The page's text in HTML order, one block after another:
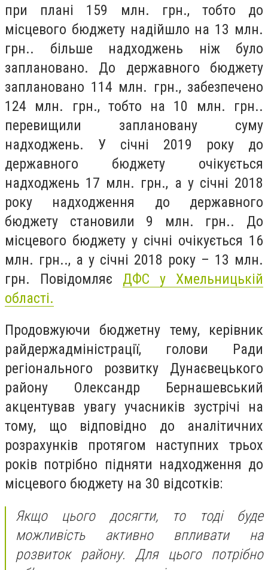
при плані 159 млн. грн., тобто до
місцевого бюджету надійшло на 13 млн.
грн.. більше надходжень ніж було
заплановано. До державного бюджету
заплановано 114 млн. грн., забезпечено
124 млн. грн., тобто на 10 млн. грн..
перевищили заплановану суму
надходжень. У січні 2019 року до
державного бюджету очікується
надходжень 17 млн. грн., а у січні 2018
року надходження до державного
бюджету становили 9 млн. грн.. До
місцевого бюджету у січні очікується 16
млн. грн.., а у січні 2018 року – 13 млн.
грн. Повідомляє ДФС у Хмельницькій
області.
Продовжуючи бюджетну тему, керівник
райдержадміністрації, голови Ради
регіонального розвитку Дунаєвецького
району Олександр Бернашевський
акцентував увагу учасників зустрічі на
тому, що відповідно до аналітичних
розрахунків протягом наступних трьох
років потрібно підняти надходження до
місцевого бюджету на 30 відсотків:
Якщо цього досягти, то тоді буде
можливість активно впливати на
розвиток району. Для цього потрібно